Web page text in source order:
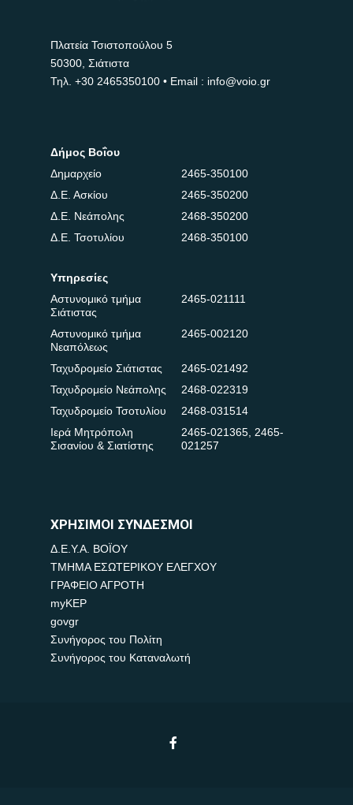
Πλατεία Τσιστοπούλου 5
50300, Σιάτιστα
Τηλ. +30 2465350100 • Email : info@voio.gr
Δήμος Βοΐου
Δημαρχείο
2465-350100
Δ.Ε. Ασκίου
2465-350200
Δ.Ε. Νεάπολης
2468-350200
Δ.Ε. Τσοτυλίου
2468-350100
Υπηρεσίες
Αστυνομικό τμήμα
Σιάτιστας
2465-021111
Αστυνομικό τμήμα
Νεαπόλεως
2465-002120
Ταχυδρομείο Σιάτιστας
2465-021492
Ταχυδρομείο Νεάπολης
2468-022319
Ταχυδρομείο Τσοτυλίου
2468-031514
Ιερά Μητρόπολη
Σισανίου & Σιατίστης
2465-021365, 2465-
021257
ΧΡΗΣΙΜΟΙ ΣΥΝΔΕΣΜΟΙ
Δ.Ε.Υ.Α. ΒΟΪΟΥ
ΤΜΗΜΑ ΕΣΩΤΕΡΙΚΟΥ ΕΛΕΓΧΟΥ
ΓΡΑΦΕΙΟ ΑΓΡΟΤΗ
myKEP
govgr
Συνήγορος του Πολίτη
Συνήγορος του Καταναλωτή